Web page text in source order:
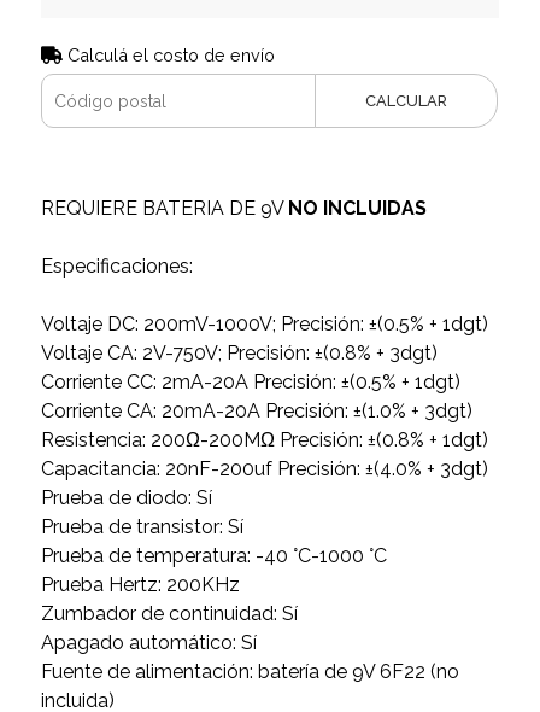
Calculá el costo de envío
CALCULAR
REQUIERE BATERIA DE 9V NO INCLUIDAS
Especificaciones:
Voltaje DC: 200mV-1000V; Precisión: ±(0.5% + 1dgt)
Voltaje CA: 2V-750V; Precisión: ±(0.8% + 3dgt)
Corriente CC: 2mA-20A Precisión: ±(0.5% + 1dgt)
Corriente CA: 20mA-20A Precisión: ±(1.0% + 3dgt)
Resistencia: 200Ω-200MΩ Precisión: ±(0.8% + 1dgt)
Capacitancia: 20nF-200uf Precisión: ±(4.0% + 3dgt)
Prueba de diodo: Sí
Prueba de transistor: Sí
Prueba de temperatura: -40 °C-1000 °C
Prueba Hertz: 200KHz
Zumbador de continuidad: Sí
Apagado automático: Sí
Fuente de alimentación: batería de 9V 6F22 (no
incluida)